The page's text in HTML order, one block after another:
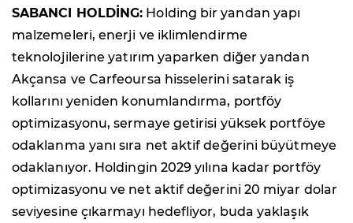
SABANCI HOLDİNG: Holding bir yandan yapı
malzemeleri, enerji ve iklimlendirme
teknolojilerine yatırım yaparken diğer yandan
Akçansa ve Carfeoursa hisselerini satarak iş
kollarını yeniden konumlandırma, portföy
optimizasyonu, sermaye getirisi yüksek portföye
odaklanma yanı sıra net aktif değerini büyütmeye
odaklanıyor. Holdingin 2029 yılına kadar portföy
optimizasyonu ve net aktif değerini 20 miyar dolar
seviyesine çıkarmayı hedefliyor, buda yaklaşık